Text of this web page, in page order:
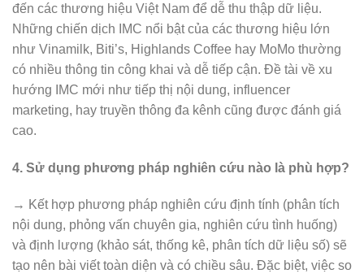
đến các thương hiệu Việt Nam để dễ thu thập dữ liệu.
Những chiến dịch IMC nổi bật của các thương hiệu lớn
như Vinamilk, Biti’s, Highlands Coffee hay MoMo thường
có nhiều thông tin công khai và dễ tiếp cận. Đề tài về xu
hướng IMC mới như tiếp thị nội dung, influencer
marketing, hay truyền thông đa kênh cũng được đánh giá
cao.
4. Sử dụng phương pháp nghiên cứu nào là phù hợp?
→ Kết hợp phương pháp nghiên cứu định tính (phân tích
nội dung, phỏng vấn chuyên gia, nghiên cứu tình huống)
và định lượng (khảo sát, thống kê, phân tích dữ liệu số) sẽ
tạo nên bài viết toàn diện và có chiều sâu. Đặc biệt, việc so